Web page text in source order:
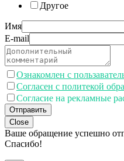
Другое
Имя
E-mail
Ознакомлен с
Согласен с политекой
Согласие на рекламные
Отправить
Close
Ваше обращение успешно
Спасибо!